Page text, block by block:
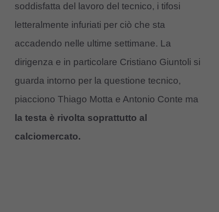
soddisfatta del lavoro del tecnico, i tifosi
letteralmente infuriati per ciò che sta
accadendo nelle ultime settimane. La
dirigenza e in particolare Cristiano Giuntoli si
guarda intorno per la questione tecnico,
piacciono Thiago Motta e Antonio Conte ma
la testa è rivolta soprattutto al
calciomercato.